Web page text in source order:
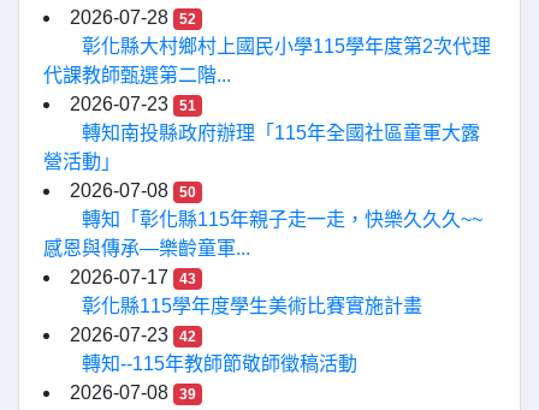
2026-07-28
52
彰化縣大村鄉村上國民小學115學年度第2次代理
代課教師甄選第二階...
2026-07-23
51
轉知南投縣政府辦理「115年全國社區童軍大露
營活動」
2026-07-08
50
轉知「彰化縣115年親子走一走，快樂久久久~~
感恩與傳承—樂齡童軍...
2026-07-17
43
彰化縣115學年度學生美術比賽實施計畫
2026-07-23
42
轉知--115年教師節敬師徵稿活動
2026-07-08
39